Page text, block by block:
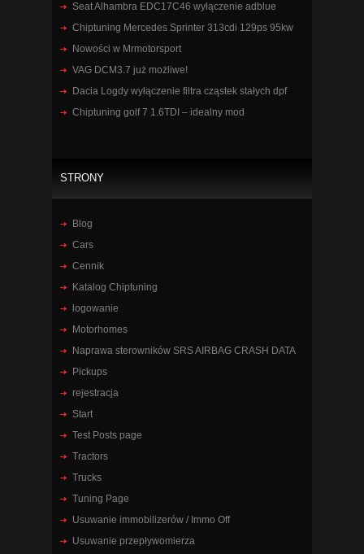
Seat Alhambra EDC17C46 wyłączenie adblue
Chiptuning Mercedes Sprinter 313cdi 129ps 95kw
Nowości w Mrmotorsport
VAG DCM3.7 już możliwe!
Dacia Logdy wyłączenie filtra cząstek stałych dpf
Chiptuning golf 7 1.6TDI – idealny mod
STRONY
Blog
Cars
Cennik
Katalog Chiptuning
logowanie
Motorhomes
Naprawa sterowników SRS AIRBAG CRASH DATA
Pickups
rejestracja
Start
Test Posts page
Tractors
Trucks
Tuning Page
Usuwanie immobilizerów / Immo Off
Usuwanie przepływomierza